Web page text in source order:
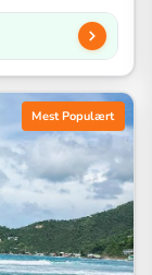
Mest Populært